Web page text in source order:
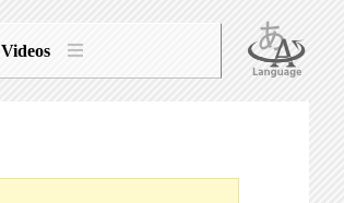
Videos